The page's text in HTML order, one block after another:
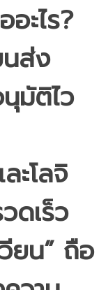
ะไร?
ส่ง
มัติไว
ะโลจิ
ดเร็ว
ยน” ถือ